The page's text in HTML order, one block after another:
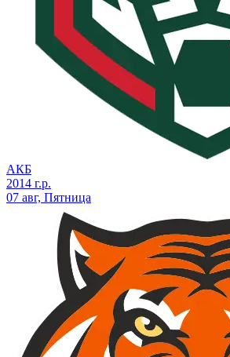
АКБ
2014 г.р.
07 авг, Пятница